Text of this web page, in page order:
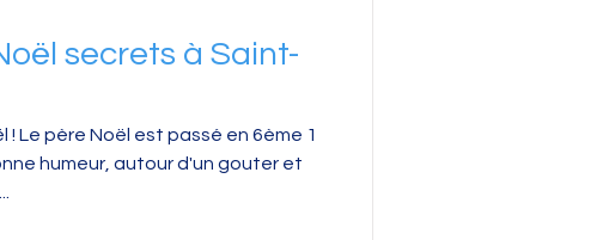
secrets à Saint-
Le père Noël est passé en 6ème 1
humeur, autour d'un gouter et